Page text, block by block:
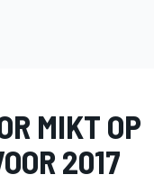
MIKT OP
2017